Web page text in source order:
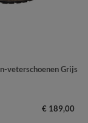
veterschoenen Grijs
€ 189,00